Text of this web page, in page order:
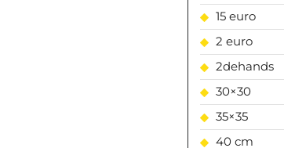
15 euro
2 euro
2dehands
30×30
35×35
40 cm